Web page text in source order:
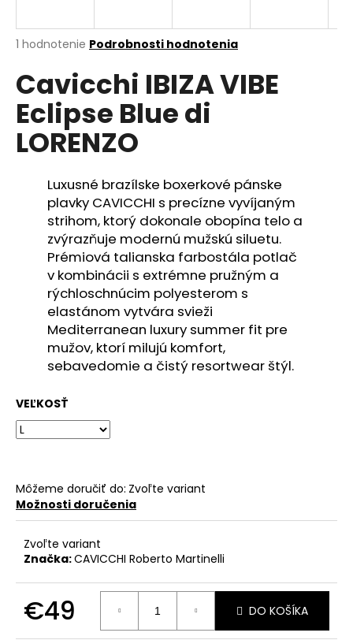
Priemerné
produktu
je
5,0
5
hviezdičiek.
1 hodnotenie Podrobnosti hodnotenia
Cavicchi IBIZA VIBE
Eclipse Blue di
LORENZO
Luxusné brazílske boxerkové pánske
plavky CAVICCHI s precízne vyvíjaným
strihom, ktorý dokonale obopína telo a
zvýrazňuje modernú mužskú siluetu.
Prémiová talianska farbostála potlač
v kombinácii s extrémne pružným a
rýchloschnúcim polyesterom s
elastánom vytvára svieži
Mediterranean luxury summer fit pre
mužov, ktorí milujú komfort,
sebavedomie a čistý resortwear štýl.
VEĽKOSŤ
Môžeme doručiť do: Zvoľte variant
Možnosti doručenia
Zvoľte variant
Značka:CAVICCHI Roberto Martinelli
€49 DO KOŠÍKA
j
ť
?
HĽADAŤ
e